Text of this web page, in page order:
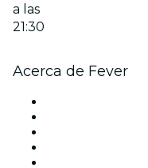
a las
21:30
Acerca de Fever